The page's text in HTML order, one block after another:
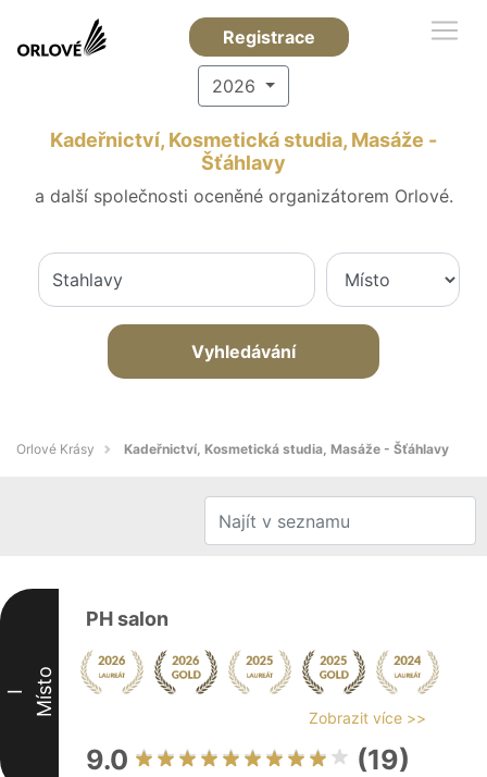
Registrace
2026
Kadeřnictví, Kosmetická studia, Masáže -
Šťáhlavy
a další společnosti oceněné organizátorem Orlové.
Vyhledávání
Orlové Krásy Kadeřnictví, Kosmetická studia, Masáže - Šťáhlavy
I Místo
PH salon
Zobrazit více >>
9.0 (19)